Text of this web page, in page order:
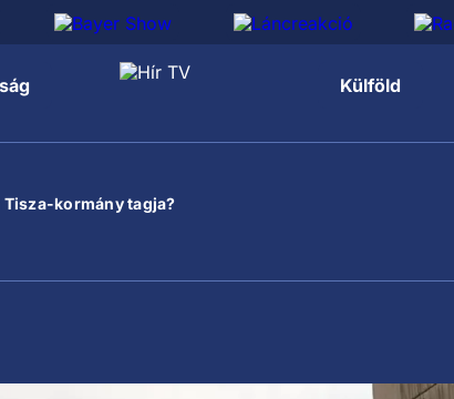
Külföld
Tisza-kormány tagja?